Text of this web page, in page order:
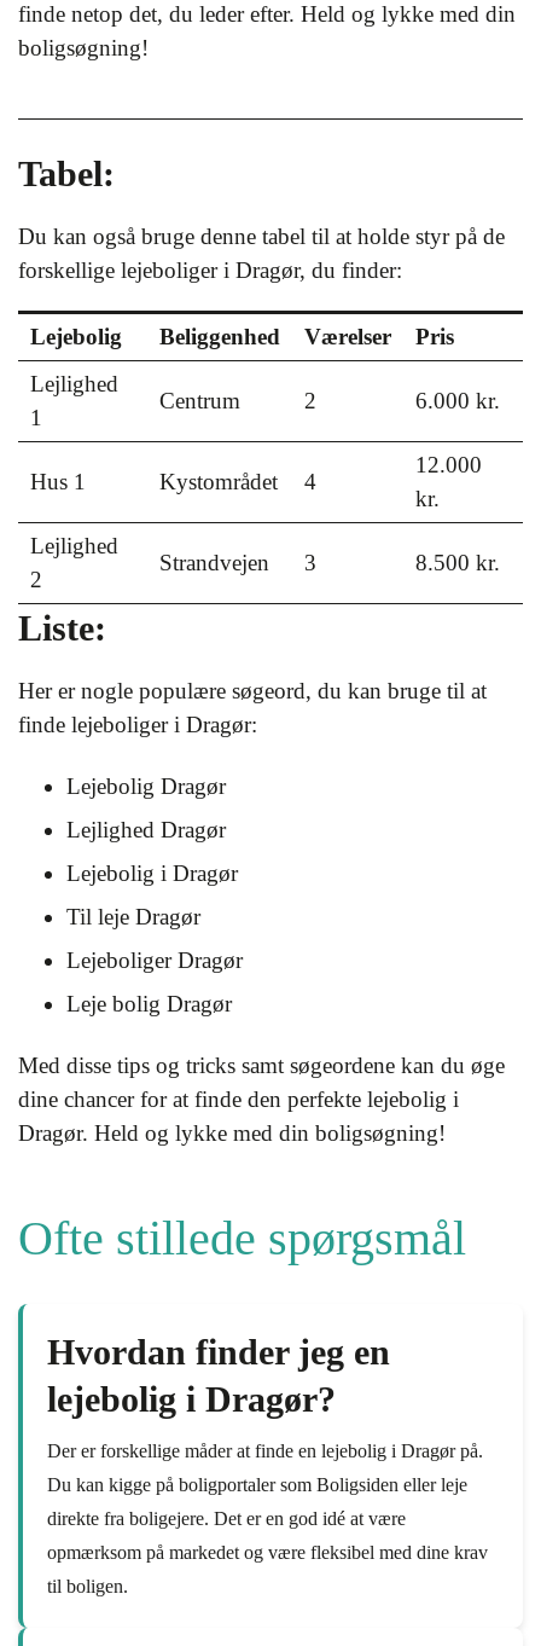
finde netop det, du leder efter. Held og lykke med din
boligsøgning!
Tabel:
Du kan også bruge denne tabel til at holde styr på de
forskellige lejeboliger i Dragør, du finder:
Lejebolig Beliggenhed Værelser
Pris
Lejlighed
1
Centrum 2 6.000 kr.
Hus 1 Kystområdet 4
12.000
kr.
Lejlighed
2
Strandvejen 3 8.500 kr.
Liste:
Her er nogle populære søgeord, du kan bruge til at
finde lejeboliger i Dragør:
Lejebolig Dragør
Lejlighed Dragør
Lejebolig i Dragør
Til leje Dragør
Lejeboliger Dragør
Leje bolig Dragør
Med disse tips og tricks samt søgeordene kan du øge
dine chancer for at finde den perfekte lejebolig i
Dragør. Held og lykke med din boligsøgning!
Ofte stillede spørgsmål
Hvordan finder jeg en
lejebolig i Dragør?
Der er forskellige måder at finde en lejebolig i Dragør på.
Du kan kigge på boligportaler som Boligsiden eller leje
direkte fra boligejere. Det er en god idé at være
opmærksom på markedet og være fleksibel med dine krav
til boligen.